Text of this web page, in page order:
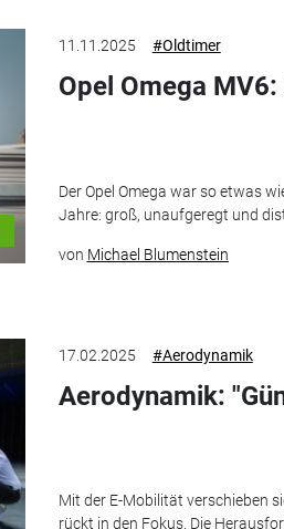
11.11.2025 #Oldtimer
Opel Omega
Der Opel Omega war so etwas
Jahre: groß, unaufgeregt und
von Michael Blumenstein
17.02.2025 #Aerodynamik
Aerodynamik:
Mit der E-Mobilität verschieben
rückt in den Fokus. Die